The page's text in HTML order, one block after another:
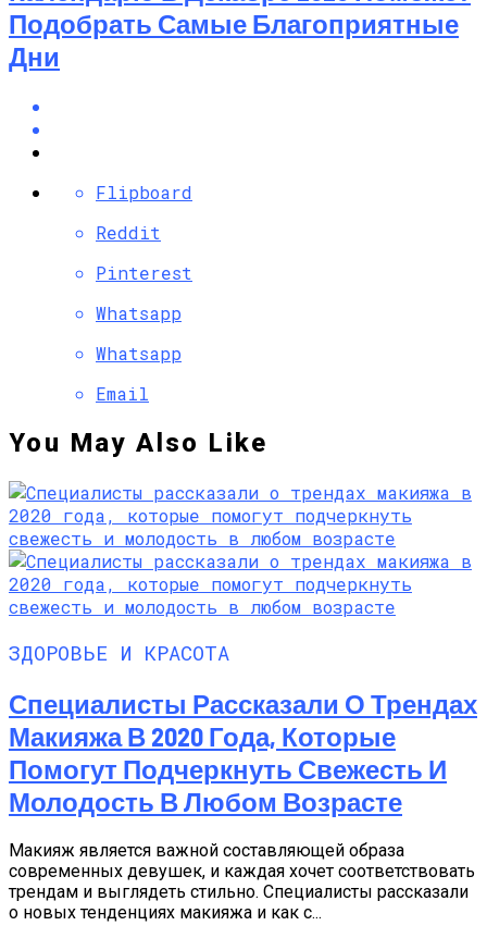
Подобрать Самые Благоприятные
Дни
Flipboard
Reddit
Pinterest
Whatsapp
Whatsapp
Email
You May Also Like
ЗДОРОВЬЕ И КРАСОТА
Специалисты Рассказали О Трендах
Макияжа В 2020 Года, Которые
Помогут Подчеркнуть Свежесть И
Молодость В Любом Возрасте
Макияж является важной составляющей образа
современных девушек, и каждая хочет соответствовать
трендам и выглядеть стильно. Специалисты рассказали
о новых тенденциях макияжа и как с...